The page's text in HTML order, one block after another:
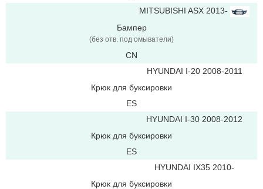
MITSUBISHI ASX 2013-
Бампер
(без отв. под омыватели)
CN
HYUNDAI I-20 2008-2011
Крюк для буксировки
ES
HYUNDAI I-30 2008-2012
Крюк для буксировки
ES
HYUNDAI IX35 2010-
Крюк для буксировки